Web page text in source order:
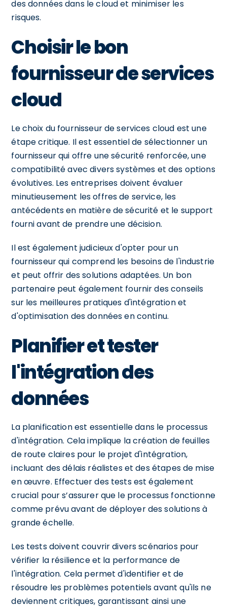
des données dans le cloud et minimiser les
risques.
Choisir le bon
fournisseur de services
cloud
Le choix du fournisseur de services cloud est une
étape critique. Il est essentiel de sélectionner un
fournisseur qui offre une sécurité renforcée, une
compatibilité avec divers systèmes et des options
évolutives. Les entreprises doivent évaluer
minutieusement les offres de service, les
antécédents en matière de sécurité et le support
fourni avant de prendre une décision.
Il est également judicieux d'opter pour un
fournisseur qui comprend les besoins de l'industrie
et peut offrir des solutions adaptées. Un bon
partenaire peut également fournir des conseils
sur les meilleures pratiques d'intégration et
d'optimisation des données en continu.
Planifier et tester
l'intégration des
données
La planification est essentielle dans le processus
d'intégration. Cela implique la création de feuilles
de route claires pour le projet d'intégration,
incluant des délais réalistes et des étapes de mise
en œuvre. Effectuer des tests est également
crucial pour s’assurer que le processus fonctionne
comme prévu avant de déployer des solutions à
grande échelle.
Les tests doivent couvrir divers scénarios pour
vérifier la résilience et la performance de
l'intégration. Cela permet d'identifier et de
résoudre les problèmes potentiels avant qu'ils ne
deviennent critiques, garantissant ainsi une